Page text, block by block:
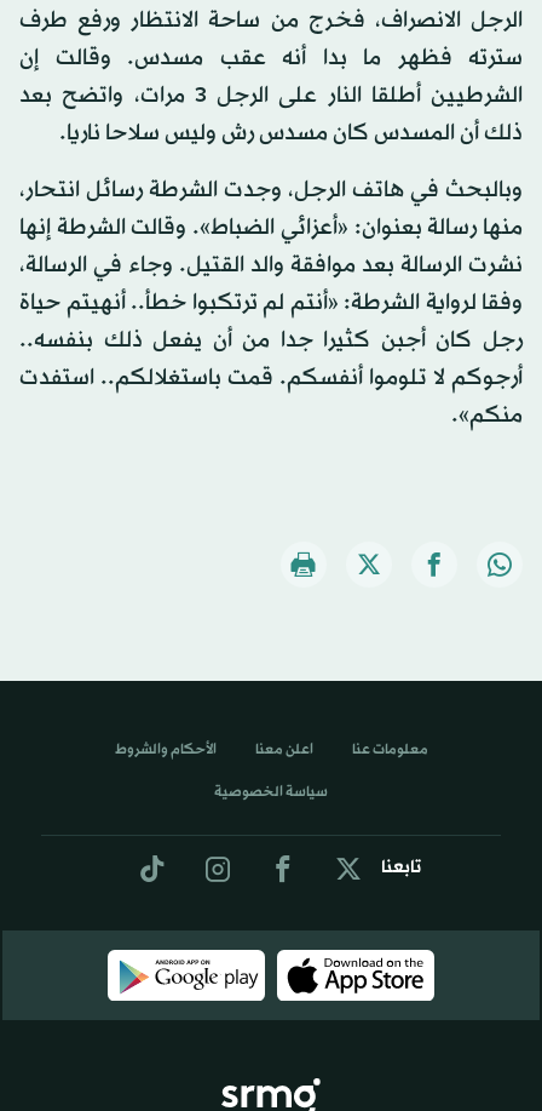
الرجل الانصراف، فخرج من ساحة الانتظار ورفع طرف
سترته فظهر ما بدا أنه عقب مسدس. وقالت إن
الشرطيين أطلقا النار على الرجل 3 مرات، واتضح بعد
ذلك أن المسدس كان مسدس رش وليس سلاحا ناريا.
وبالبحث في هاتف الرجل، وجدت الشرطة رسائل انتحار،
منها رسالة بعنوان: «أعزائي الضباط». وقالت الشرطة إنها
نشرت الرسالة بعد موافقة والد القتيل. وجاء في الرسالة،
وفقا لرواية الشرطة: «أنتم لم ترتكبوا خطأ.. أنهيتم حياة
رجل كان أجبن كثيرا جدا من أن يفعل ذلك بنفسه..
أرجوكم لا تلوموا أنفسكم. قمت باستغلالكم.. استفدت
منكم».
تابعنا
معلومات عنا اعلن معنا الأحكام والشروط
سياسة الخصوصية